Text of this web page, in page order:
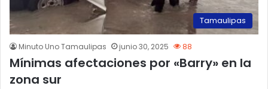
Tamaulipas
Minuto Uno Tamaulipas junio 30, 2025 88
Mínimas afectaciones por «Barry» en la
zona sur